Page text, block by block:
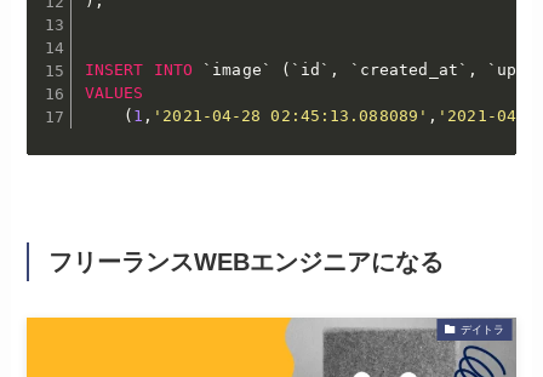
INSERT INTO ` image ` ( ` id ` , ` created_at ` , `
VALUES
( 1 , '2021-04-28 02:45:13.088089' , '2021-04-
フリーランスWEBエンジニアになる
デイトラ